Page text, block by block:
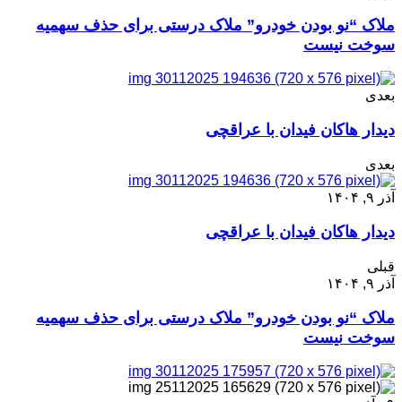
ملاک “نو بودن خودرو” ملاک درستی برای حذف سهمیه
سوخت نیست
بعدی
دیدار هاکان فیدان با عراقچی
بعدی
آذر ۹, ۱۴۰۴
دیدار هاکان فیدان با عراقچی
قبلی
آذر ۹, ۱۴۰۴
ملاک “نو بودن خودرو” ملاک درستی برای حذف سهمیه
سوخت نیست